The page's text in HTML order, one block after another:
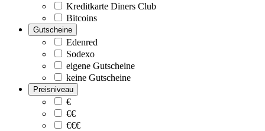
Kreditkarte Diners Club
Bitcoins
Gutscheine
Edenred
Sodexo
eigene Gutscheine
keine Gutscheine
Preisniveau
€
€€
€€€